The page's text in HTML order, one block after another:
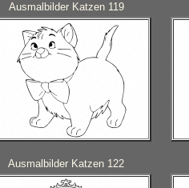
Ausmalbilder Katzen 119
Ausmalbilder Katzen 122